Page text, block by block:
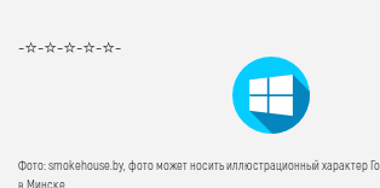
-⭐-⭐-⭐-⭐-⭐-
Фото: smokehouse.by, фото может носить иллюстрационный характер
в Минске